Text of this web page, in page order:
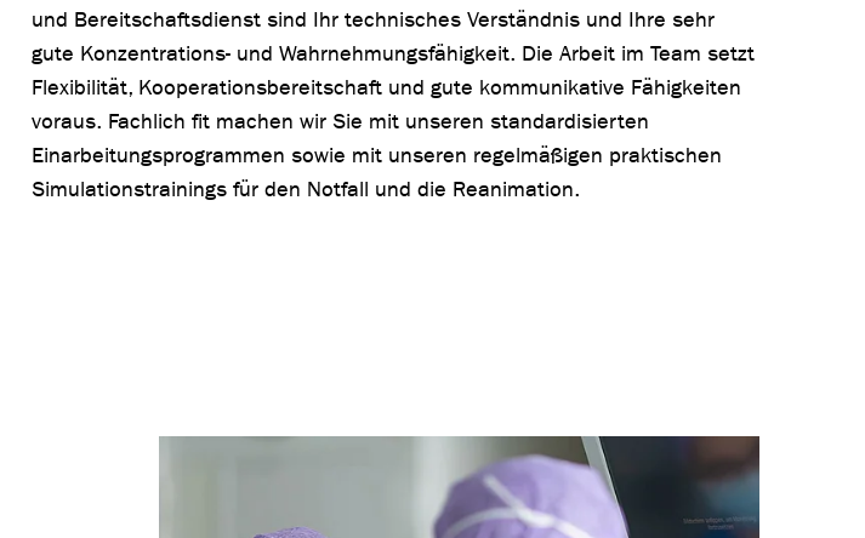
und Bereitschaftsdienst sind Ihr technisches Verständnis und Ihre sehr
gute Konzentrations- und Wahrnehmungsfähigkeit. Die Arbeit im Team setzt
Flexibilität, Kooperationsbereitschaft und gute kommunikative Fähigkeiten
voraus. Fachlich fit machen wir Sie mit unseren standardisierten
Einarbeitungsprogrammen sowie mit unseren regelmäßigen praktischen
Simulationstrainings für den Notfall und die Reanimation.